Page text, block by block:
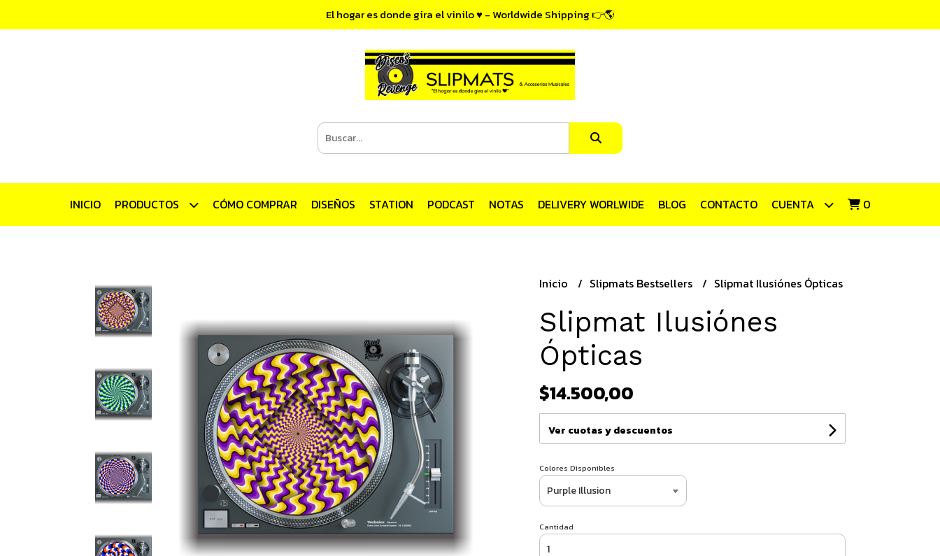
El hogar es donde gira el vinilo ♥ - Worldwide Shipping 👉🌎
INICIO PRODUCTOS CÓMO COMPRAR DISEÑOS STATION PODCAST NOTAS DELIVERY WORLWIDE BLOG CONTACTO CUENTA 0
Inicio Slipmats Bestsellers Slipmat Ilusiónes Ópticas
Slipmat Ilusiónes
Ópticas
$14.500,00
Ver cuotas y descuentos
Colores Disponibles
Cantidad